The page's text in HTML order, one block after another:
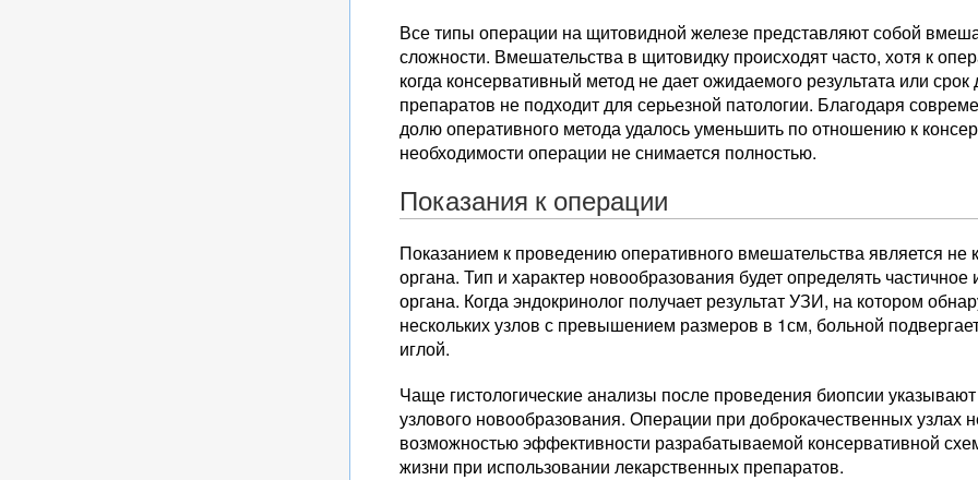
Все типы операции на щитовидной железе представляют собой
сложности. Вмешательства в щитовидку происходят часто, хотя к
когда консервативный метод не дает ожидаемого результата или
препаратов не подходит для серьезной патологии. Благодаря
долю оперативного метода удалось уменьшить по отношению к
необходимости операции не снимается полностью.
Показания к операции
Показанием к проведению оперативного вмешательства является не
органа. Тип и характер новообразования будет определять
органа. Когда эндокринолог получает результат УЗИ, на котором
нескольких узлов с превышением размеров в 1см, больной
иглой.
Чаще гистологические анализы после проведения биопсии
узлового новообразования. Операции при доброкачественных узлах
возможностью эффективности разрабатываемой консервативной
жизни при использовании лекарственных препаратов.